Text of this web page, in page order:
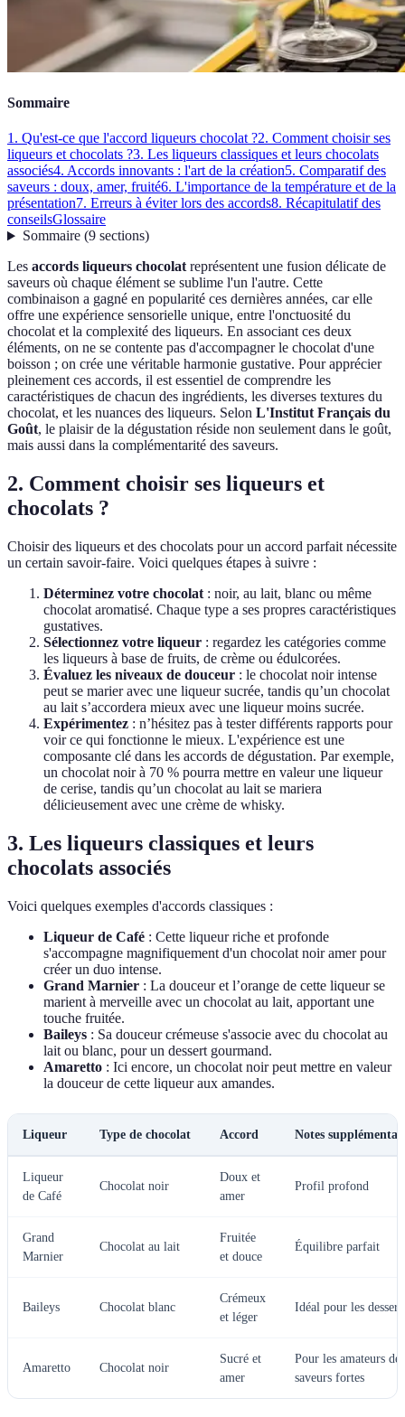
Sommaire
1. Qu'est-ce que l'accord liqueurs chocolat ?2. Comment choisir ses
liqueurs et chocolats ?3. Les liqueurs classiques et leurs chocolats
associés4. Accords innovants : l'art de la création5. Comparatif des
saveurs : doux, amer, fruité6. L'importance de la température et de la
présentation7. Erreurs à éviter lors des accords8. Récapitulatif des
conseilsGlossaire
Sommaire(9 sections)
Les accords liqueurs chocolatreprésentent une fusion délicate de
saveurs où chaque élément se sublime l'un l'autre. Cette
combinaison a gagné en popularité ces dernières années, car elle
offre une expérience sensorielle unique, entre l'onctuosité du
chocolat et la complexité des liqueurs. En associant ces deux
éléments, on ne se contente pas d'accompagner le chocolat d'une
boisson ; on crée une véritable harmonie gustative. Pour apprécier
pleinement ces accords, il est essentiel de comprendre les
caractéristiques de chacun des ingrédients, les diverses textures du
chocolat, et les nuances des liqueurs. Selon L'Institut Français du
Goût, le plaisir de la dégustation réside non seulement dans le goût,
mais aussi dans la complémentarité des saveurs.
2. Comment choisir ses liqueurs et
chocolats ?
Choisir des liqueurs et des chocolats pour un accord parfait nécessite
un certain savoir-faire. Voici quelques étapes à suivre :
Déterminez votre chocolat : noir, au lait, blanc ou même
chocolat aromatisé. Chaque type a ses propres caractéristiques
gustatives.
Sélectionnez votre liqueur : regardez les catégories comme
les liqueurs à base de fruits, de crème ou édulcorées.
Évaluez les niveaux de douceur : le chocolat noir intense
peut se marier avec une liqueur sucrée, tandis qu’un chocolat
au lait s’accordera mieux avec une liqueur moins sucrée.
Expérimentez : n’hésitez pas à tester différents rapports pour
voir ce qui fonctionne le mieux. L'expérience est une
composante clé dans les accords de dégustation. Par exemple,
un chocolat noir à 70 % pourra mettre en valeur une liqueur
de cerise, tandis qu’un chocolat au lait se mariera
délicieusement avec une crème de whisky.
3. Les liqueurs classiques et leurs
chocolats associés
Voici quelques exemples d'accords classiques :
Liqueur de Café : Cette liqueur riche et profonde
s'accompagne magnifiquement d'un chocolat noir amer pour
créer un duo intense.
Grand Marnier : La douceur et l’orange de cette liqueur se
marient à merveille avec un chocolat au lait, apportant une
touche fruitée.
Baileys : Sa douceur crémeuse s'associe avec du chocolat au
lait ou blanc, pour un dessert gourmand.
Amaretto : Ici encore, un chocolat noir peut mettre en valeur
la douceur de cette liqueur aux amandes.
Liqueur Type de chocolat Accord Notes
Liqueur
de Café
Chocolat noir
Doux et
amer
Profil profond
Grand
Marnier
Chocolat au lait
Fruitée
et douce
Équilibre parfait
Baileys Chocolat blanc
Crémeux
et léger
Idéal pour les
Amaretto Chocolat noir
Sucré et
amer
Pour les amateurs de
saveurs fortes